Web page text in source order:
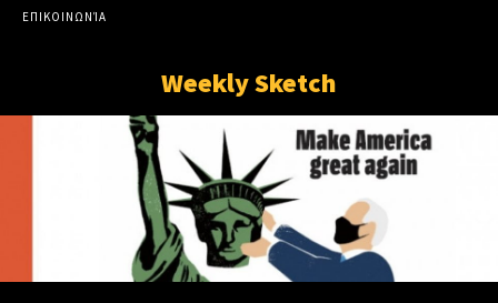
ΕΠΙΚΟΙΝΩΝΊΑ
Weekly Sketch